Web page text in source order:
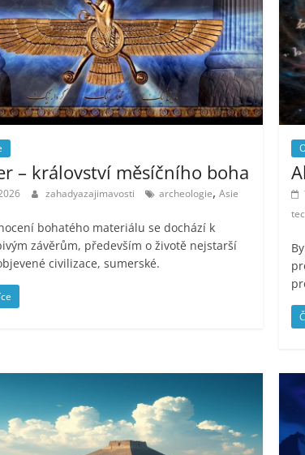
– království měsíčního boha
zahadyazajimavosti archeologie, Asie
bohatého materiálu se dochází k
závěrům, především o životě nejstarší
civilizace, sumerské.